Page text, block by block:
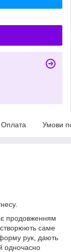
Оплата Умови
продовженням
створюють саме
рук, дають
одночасно